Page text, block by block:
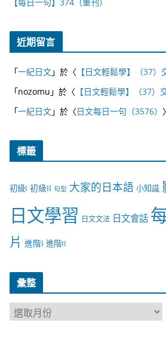
近期留言
「一紀日文」於〈 【日文輕鬆學】（37）
「nozomu 」於〈 【日文輕鬆學】（37）
「一紀日文」於〈日文每日一句（3576）
標籤
初級I 初級II 句型 大家的日本語 小知識
日文學習 日文文法 日文會話
片 進階I 進階II
彙整
彙
整